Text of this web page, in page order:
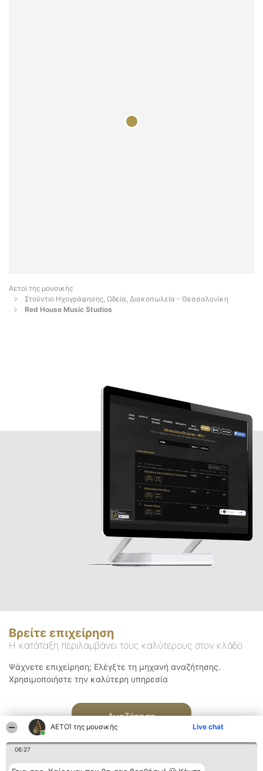
ΑΕΤΟΊ της μουσικής Live chat
06:27
Αετοί της μουσικής
Στούντιο Ηχογράφησης, Ωδεία, Δισκοπωλεία - Θεσσαλονίκη
Red House Music Studios
Βρείτε επιχείρηση
Η κατάταξη περιλαμβάνει τους καλύτερους στον κλάδο
Ψάχνετε επιχείρηση; Ελέγξτε τη μηχανή αναζήτησης.
Χρησιμοποιήστε την καλύτερη υπηρεσία
Αναζήτηση